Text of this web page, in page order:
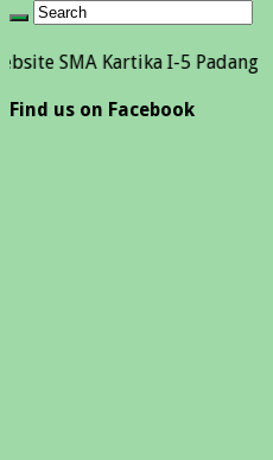
Kartika I-5 Padang
Find us on Facebook